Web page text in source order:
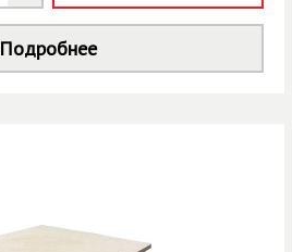
Подробнее